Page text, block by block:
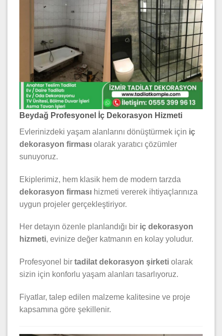
Beydağ Profesyonel İç Dekorasyon Hizmeti
Evlerinizdeki yaşam alanlarını dönüştürmek için iç
dekorasyon firması olarak yaratıcı çözümler
sunuyoruz.
Ekiplerimiz, hem klasik hem de modern tarzda
dekorasyon firması hizmeti vererek ihtiyaçlarınıza
uygun projeler gerçekleştiriyor.
Her detayın özenle planlandığı bir iç dekorasyon
hizmeti, evinize değer katmanın en kolay yoludur.
Profesyonel bir tadilat dekorasyon şirketi olarak
sizin için konforlu yaşam alanları tasarlıyoruz.
Fiyatlar, talep edilen malzeme kalitesine ve proje
kapsamına göre şekillenir.